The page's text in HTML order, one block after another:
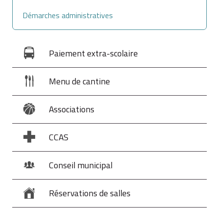
Démarches administratives
Paiement extra-scolaire
Menu de cantine
Associations
CCAS
Conseil municipal
Réservations de salles